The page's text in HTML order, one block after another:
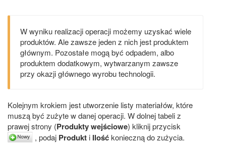
W wyniku realizacji operacji możemy uzyskać wiele
produktów. Ale zawsze jeden z nich jest produktem
głównym. Pozostałe mogą być odpadem, albo
produktem dodatkowym, wytwarzanym zawsze
przy okazji głównego wyrobu technologii.
Kolejnym krokiem jest utworzenie listy materiałów, które
muszą być zużyte w danej operacji. W dolnej tabeli z
prawej strony (Produkty wejściowe) kliknij przycisk
, podaj Produkt i Ilośćkonieczną do zużycia.